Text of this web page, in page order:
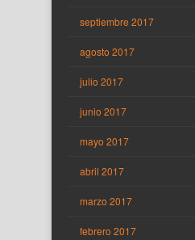
septiembre 2017
agosto 2017
julio 2017
junio 2017
mayo 2017
abril 2017
marzo 2017
febrero 2017